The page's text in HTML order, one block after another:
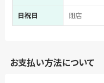
日祝日 閉店
お支払い方法について